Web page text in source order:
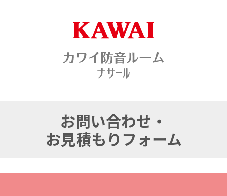
お問い合わせ・
お見積もりフォーム